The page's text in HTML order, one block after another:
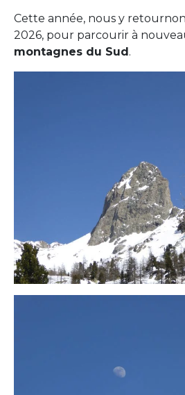
Cette année, nous y
2026, pour parcourir à
montagnes du Sud.